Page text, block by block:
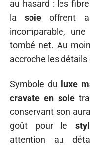
au hasard : les
lasoie offrent
incomparable,
tombé net. Au
accroche les détails
Symbole du luxe
cravate en soie
conservant son
goût pour le
attention au